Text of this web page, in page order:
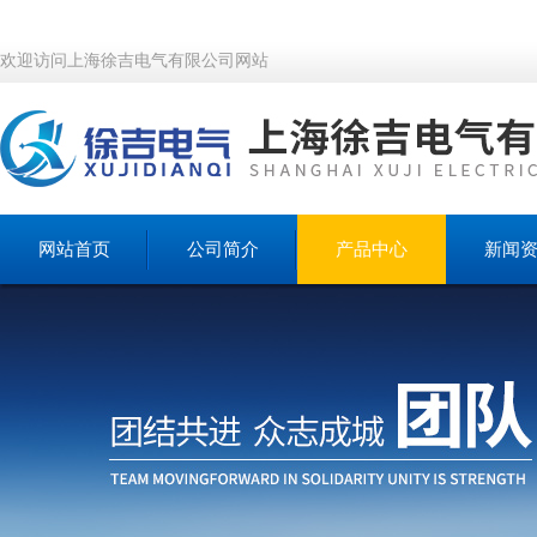
欢迎访问上海徐吉电气有限公司网站
网站首页 公司简介 产品中心 新闻